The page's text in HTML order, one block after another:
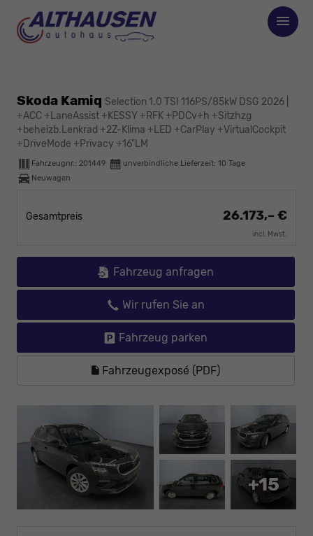
Skoda Kamiq Selection 1.0 TSI 116PS/85kW DSG 2026 |
+ACC +LaneAssist +KESSY +RFK +PDCv+h +Sitzhzg
+beheizb.Lenkrad +2Z-Klima +LED +CarPlay +VirtualCockpit
+DriveMode +Privacy +16"LM
Fahrzeugnr.: 201449 unverbindliche Lieferzeit: 10 Tage
Neuwagen
Gesamtpreis 26.173,– €
incl. Mwst.
Fahrzeug anfragen
Wir rufen Sie an
Fahrzeug parken
Fahrzeugexposé (PDF)
+15